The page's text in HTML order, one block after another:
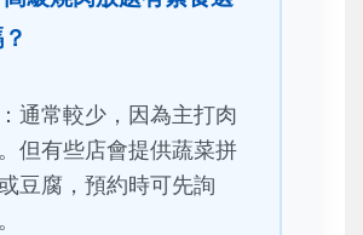
通常較少，因為主打肉
但有些店會提供蔬菜拼
豆腐，預約時可先詢